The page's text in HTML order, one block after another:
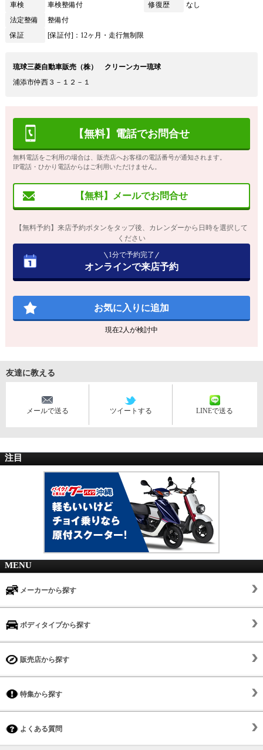
車検
車検整備付 修復歴
なし
法定整備
整備付
保証
[保証付]：12ヶ月・走行無制限
琉球三菱自動車販売（株） クリーンカー琉球
浦添市仲西３－１２－１
【無料】電話でお問合せ
無料電話をご利用の場合は、販売店へお客様の電話番号が通知されます。
IP電話・ひかり電話からはご利用いただけません。
【無料】メールでお問合せ
【無料予約】来店予約ボタンをタップ後、カレンダーから日時を選択して
ください
1分で予約完了
オンラインで来店予約
お気に入りに追加
現在2人が検討中
友達に教える
メールで送る ツイートする LINEで送る
注目
MENU
メーカーから探す
ボディタイプから探す
販売店から探す
特集から探す
よくある質問